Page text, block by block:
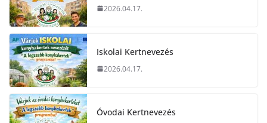
2026.04.17.
Iskolai Kertnevezés
2026.04.17.
Óvodai Kertnevezés